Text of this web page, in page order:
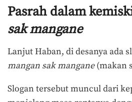
Pasrah dalam
sak mangane
Lanjut Haban, di desanya ada
mangan sak mangane(makan
Slogan tersebut muncul dari